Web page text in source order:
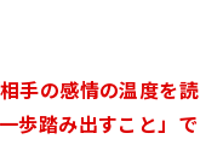
手の感情の温度を読
歩踏み出すこと」で